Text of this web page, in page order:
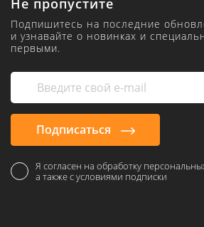
Не пропустите
Подпишитесь на последние
и узнавайте о новинках и
первыми.
Подписаться
Я согласен на обработку
а также с условиями подписки